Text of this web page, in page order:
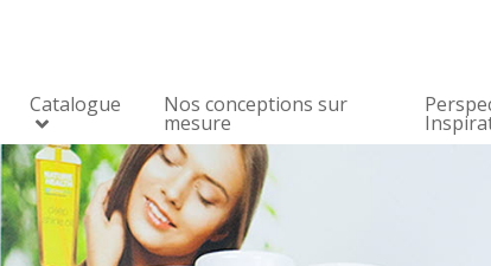
Catalogue Nos conceptions sur
mesure